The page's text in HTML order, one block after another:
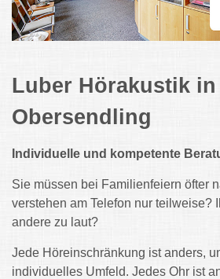
Luber Hörakustik in
Obersendling
Individuelle und kompetente
Sie müssen bei Familienfeiern öfter
verstehen am Telefon nur teilweise?
andere zu laut?
Jede Höreinschränkung ist anders,
individuelles Umfeld. Jedes Ohr ist